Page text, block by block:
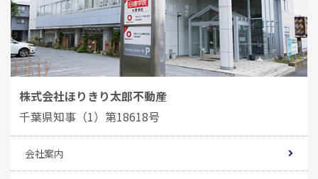
株式会社ほりきり太郎不動産
千葉県知事（1）第18618号
会社案内